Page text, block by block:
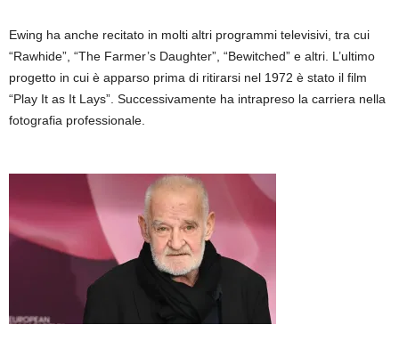
Ewing ha anche recitato in molti altri programmi televisivi, tra cui
“Rawhide”, “The Farmer’s Daughter”, “Bewitched” e altri. L’ultimo
progetto in cui è apparso prima di ritirarsi nel 1972 è stato il film
“Play It as It Lays”. Successivamente ha intrapreso la carriera nella
fotografia professionale.